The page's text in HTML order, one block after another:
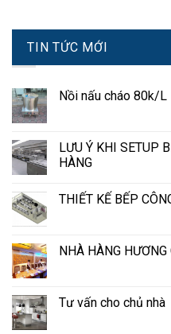
TIN TỨC MỚI
Nồi nấu cháo 80k/L
LƯU Ý KHI SETUP
HÀNG
THIẾT KẾ BẾP
NHÀ HÀNG HƯƠNG
Tư vấn cho chủ nhà